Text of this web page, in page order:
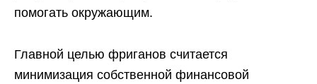
помогать окружающим.
Главной целью фриганов считается
минимизация собственной финансовой